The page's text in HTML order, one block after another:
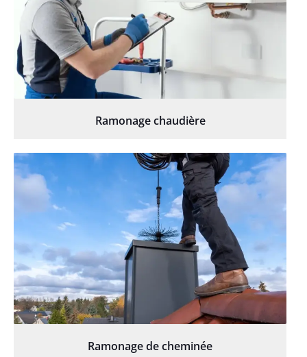
Ramonage chaudière
Ramonage de cheminée